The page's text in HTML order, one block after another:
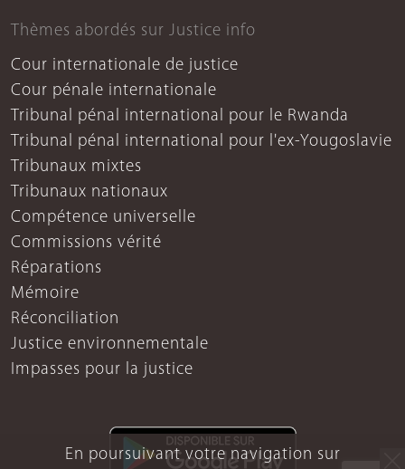
En poursuivant votre navigation sur
Thèmes abordés sur Justice info
Cour internationale de justice
Cour pénale internationale
Tribunal pénal international pour le Rwanda
Tribunal pénal international pour l'ex-Yougoslavie
Tribunaux mixtes
Tribunaux nationaux
Compétence universelle
Commissions vérité
Réparations
Mémoire
Réconciliation
Justice environnementale
Impasses pour la justice